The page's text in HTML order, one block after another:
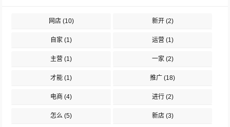
网店(10) 新开(2)
自家 (1) 运营 (1)
主营 (1) 一家(2)
才能 (1) 推广 (18)
电商 (4) 进行(2)
怎么 (5) 新店(3)